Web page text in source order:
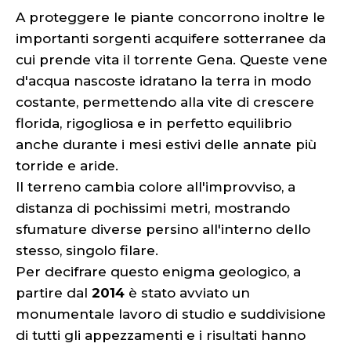
A proteggere le piante concorrono inoltre le
importanti sorgenti acquifere sotterranee da
cui prende vita il torrente Gena. Queste vene
d'acqua nascoste idratano la terra in modo
costante, permettendo alla vite di crescere
florida, rigogliosa e in perfetto equilibrio
anche durante i mesi estivi delle annate più
torride e aride.
Il terreno cambia colore all'improvviso, a
distanza di pochissimi metri, mostrando
sfumature diverse persino all'interno dello
stesso, singolo filare.
Per decifrare questo enigma geologico, a
partire dal 2014 è stato avviato un
monumentale lavoro di studio e suddivisione
di tutti gli appezzamenti e i risultati hanno